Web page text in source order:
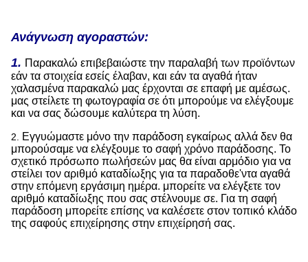
Ανάγνωση αγοραστών:
1. Παρακαλώ επιβεβαιώστε την παραλαβή των προϊόντων
εάν τα στοιχεία εσείς έλαβαν, και εάν τα αγαθά ήταν
χαλασμένα παρακαλώ μας έρχονται σε επαφή με αμέσως.
μας στείλετε τη φωτογραφία σε ότι μπορούμε να ελέγξουμε
και να σας δώσουμε καλύτερα τη λύση.
2.
Εγγυώμαστε μόνο την παράδοση εγκαίρως αλλά δεν θα
μπορούσαμε να ελέγξουμε το σαφή χρόνο παράδοσης. Το
σχετικό πρόσωπο πωλήσεών μας θα είναι αρμόδιο για να
στείλει τον αριθμό καταδίωξης για τα παραδοθε'ντα αγαθά
στην επόμενη εργάσιμη ημέρα. μπορείτε να ελέγξετε τον
αριθμό καταδίωξης που σας στέλνουμε σε. Για τη σαφή
παράδοση μπορείτε επίσης να καλέσετε στον τοπικό κλάδο
της σαφούς επιχείρησης στην επιχείρησή σας.